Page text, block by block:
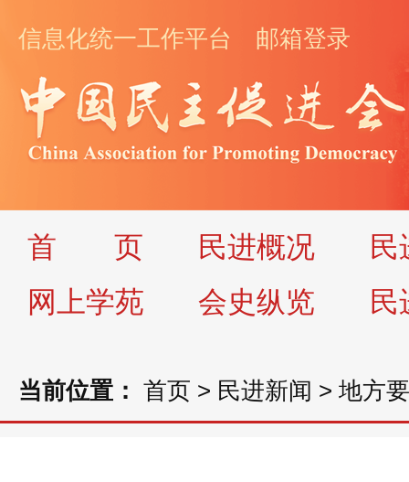
信息化统一工作平台 邮箱登录
首 页 民进概况
民
网上学苑
会史纵览 民
当前位置： 首页 > 民进新闻 > 地方